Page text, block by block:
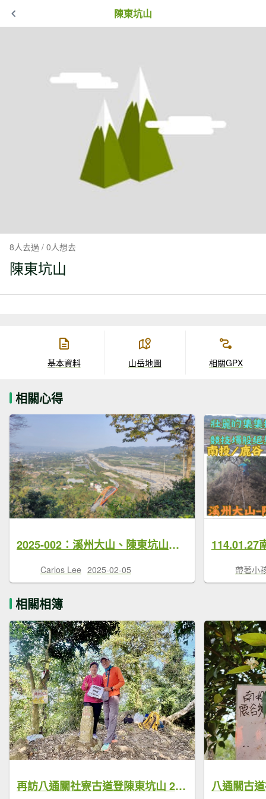
陳東坑山
8人去過 / 0人想去
陳東坑山
基本資料 山岳地圖 相關GPX
相關心得
2025-002：溪州大山、陳東坑山連走八通關古道社寮段O繞
Carlos Lee 2025-02-05 帶著小
相關相簿
再訪八通關社寮古道登陳東坑山 2025.11.25 八通關古